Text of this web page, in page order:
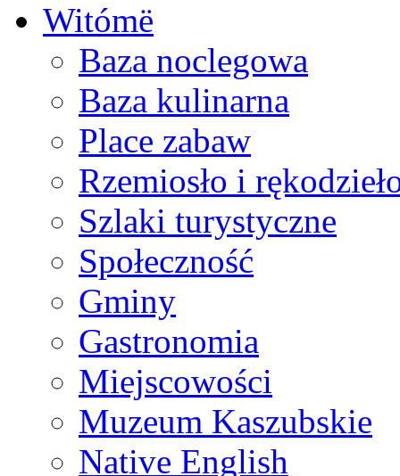
Witómë
Baza noclegowa
Baza kulinarna
Place zabaw
Rzemiosło i
Szlaki turystyczne
Społeczność
Gminy
Gastronomia
Miejscowości
Muzeum Kaszubskie
Native English